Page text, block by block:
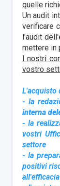
quelle
Un audit
verificare
l'audit
mettere in
I nostri
vostro
L'acquisto
- la
interna
- la
vostri
settore
- la
positivi